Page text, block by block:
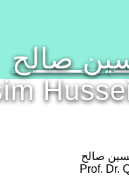
صالح
صالح
Prof. Dr.